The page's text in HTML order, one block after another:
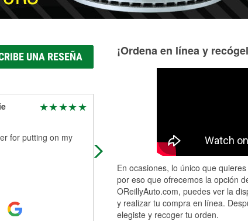
UNA RESEÑA
for putting on my
The workers were very helpful and
knowledgeable about the parts
¡Ordena en línea y
En ocasiones, lo único que
por eso que ofrecemos la opción
OReillyAuto.com, puedes ver la
y realizar tu compra en línea.
elegiste y recoger tu orden.